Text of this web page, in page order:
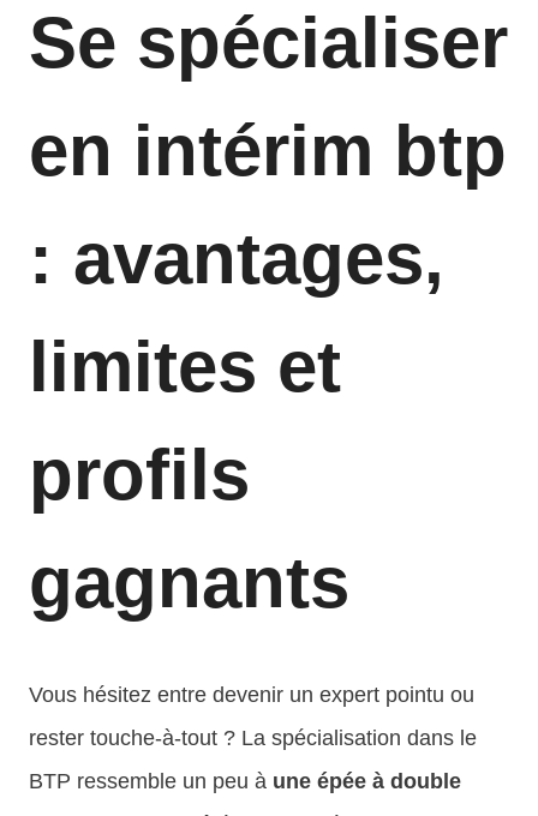
Se spécialiser
en intérim btp
: avantages,
limites et
profils
gagnants
Vous hésitez entre devenir un expert pointu ou
rester touche-à-tout ? La spécialisation dans le
BTP ressemble un peu à une épée à double